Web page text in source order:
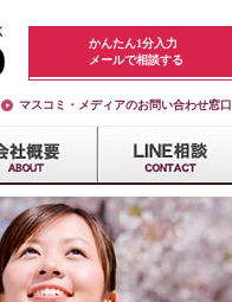
かんたん1分入力
メールで相談する
マスコミ・メディアのお問い合わせ窓口